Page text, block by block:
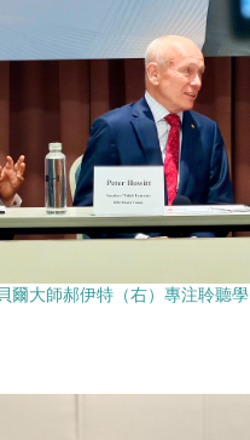
爾大師郝伊特（右）專注聆聽學